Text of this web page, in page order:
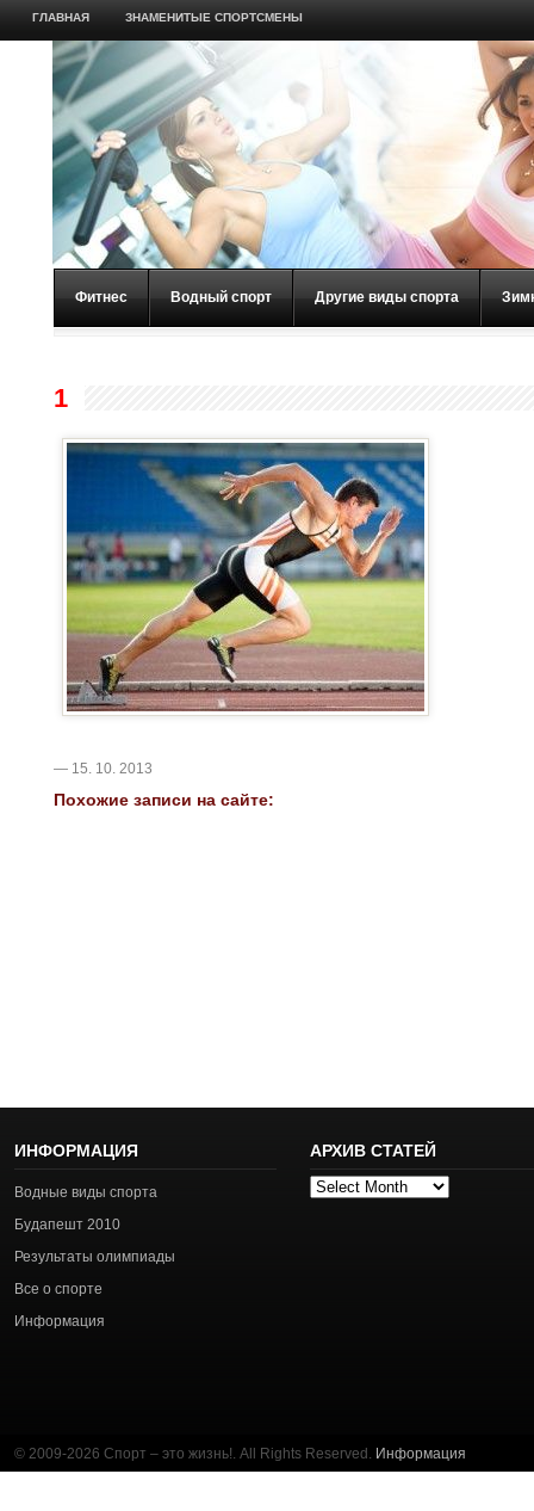
ГЛАВНАЯ ЗНАМЕНИТЫЕ СПОРТСМЕНЫ
Фитнес Водный спорт Другие виды спорта
1
— 15. 10. 2013
Похожие записи на сайте:
ИНФОРМАЦИЯ
Водные виды спорта
Будапешт 2010
Результаты олимпиады
Все о спорте
Информация
АРХИВ СТАТЕЙ
Архив
© 2009-2026 Спорт – это жизнь!. All Rights Reserved. Информация